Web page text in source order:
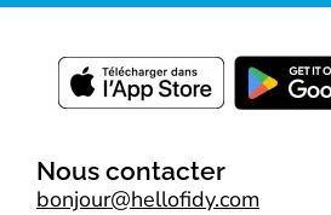
Nous contacter
bonjour@hellofidy.com